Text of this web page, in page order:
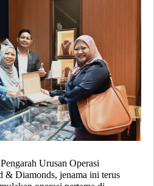
Urusan Operasi
& Diamonds, jenama ini terus